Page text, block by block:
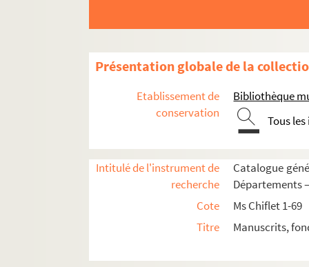
Présentation globale de la
Etablissement de
conservation
Bibliothèque
Tous
Intitulé de l'instrument de
recherche
Catalogue
Départements
Cote
Ms Chiflet 1-69
Titre
Manuscrits,
236. « Obsèques de messire Charles
241. « Sententia reverendissimorum
243. Obsèques d'Anne d'Ongnies,
245. « Obsèques de feu noble homme
248. « Obsèques et funérailles de feu
250. « Relacion de la muerte del señor
258. « ... Obsèques de feu noble
260. « ... Obsèques de Antoine